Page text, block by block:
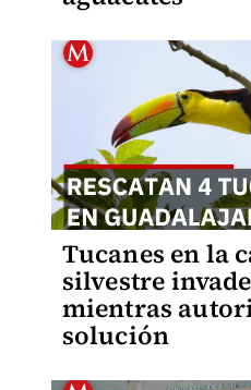
Tucanes en la
silvestre
mientras
solución